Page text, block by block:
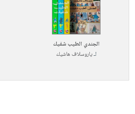
الجندي الطيب شفيك
لـياروسلاف هاشيك